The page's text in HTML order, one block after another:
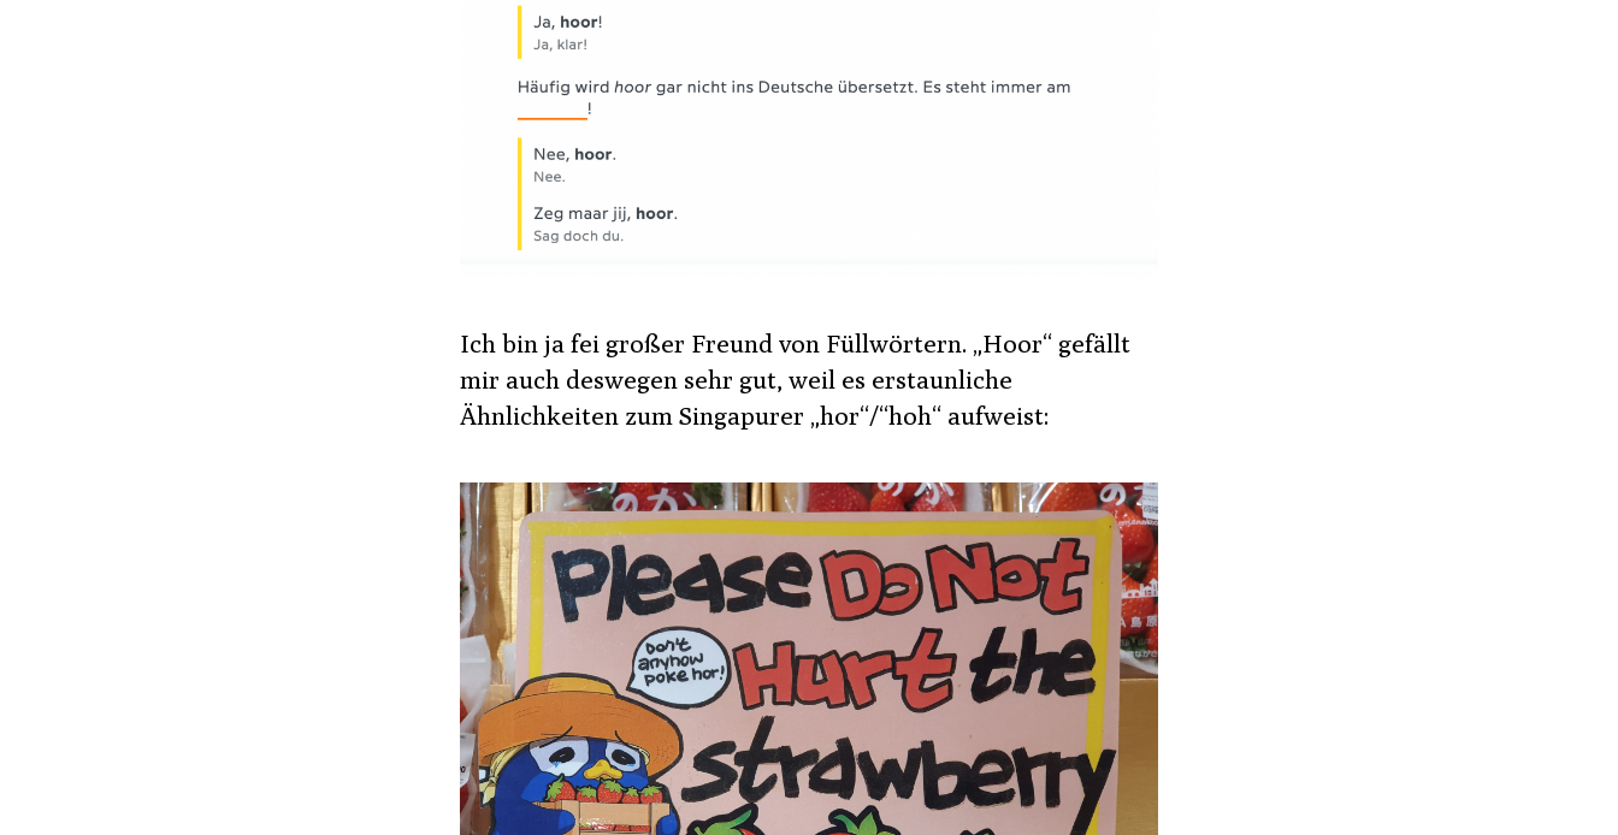
Ich bin ja fei großer Freund von Füllwörtern. „Hoor“ gefällt
mir auch deswegen sehr gut, weil es erstaunliche
Ähnlichkeiten zum Singapurer „hor“/“hoh“ aufweist: